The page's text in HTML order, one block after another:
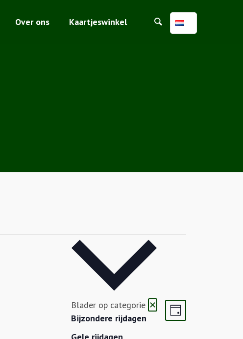
Over ons Kaartjeswinkel
Weergaven
navigatie
Evenement
weergaven
Dag
Blader op categorie ✕
Bijzondere rijdagen